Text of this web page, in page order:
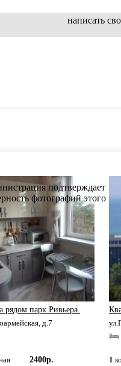
написать
рядом парк Ривьера.
д.7
2400р.
1